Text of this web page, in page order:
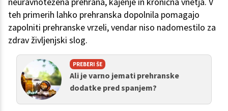
teh primerih lahko prehranska dopolnila pomagajo
zapolniti prehranske vrzeli, vendar niso nadomestilo za
zdrav življenjski slog.
PREBERI ŠE
Ali je varno jemati prehranske
dodatke pred spanjem?